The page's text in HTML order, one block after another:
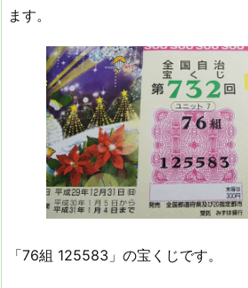
ます。
「76組 125583」の宝くじです。